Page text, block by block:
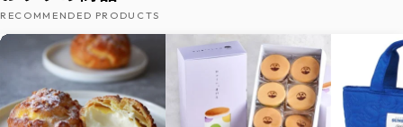
RECOMMENDED PRODUCTS